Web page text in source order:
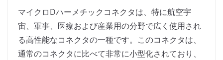
マイクロDハーメチックコネクタは、特に航空宇
宙、軍事、医療および産業用の分野で広く使用され
る高性能なコネクタの一種です。このコネクタは、
通常のコネクタに比べて非常に小型化されており、